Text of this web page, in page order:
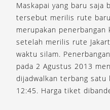
Maskapai yang baru saja
tersebut merilis rute
merupakan penerbangan
setelah merilis rute
waktu silam.
pada 2 Agustus 2013
dijadwalkan terbang satu
12:45. Harga tiket